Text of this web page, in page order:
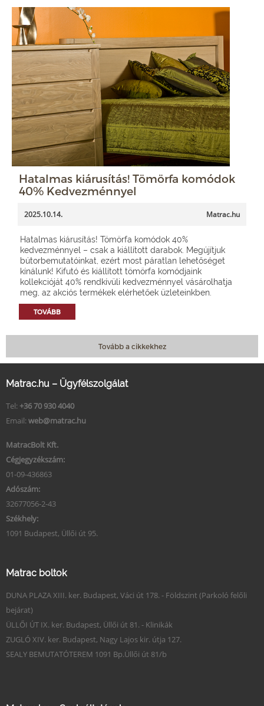
Hatalmas kiárusítás! Tömörfa komódok
40% Kedvezménnyel
2025.10.14. Matrac.hu
Hatalmas kiárusítás! Tömörfa komódok 40%
kedvezménnyel – csak a kiállított darabok. Megújítjuk
bútorbemutatóinkat, ezért most páratlan lehetőséget
kínálunk! Kifutó és kiállított tömörfa komódjaink
kollekcióját 40% rendkívüli kedvezménnyel vásárolhatja
meg, az akciós termékek elérhetőek üzleteinkben.
TOVÁBB
Tovább a cikkekhez
Matrac.hu – Ügyfélszolgálat
Tel: +36 70 930 4040
Email: web@matrac.hu
MatracBolt Kft.
Cégjegyzékszám:
01-09-436863
Adószám:
32677056-2-43
Székhely:
1091 Budapest, Üllői út 95.
Matrac boltok
DUNA PLAZA XIII. ker. Budapest, Váci út 178. - Földszint (Parkoló felőli
bejárat)
ÜLLŐI ÚT IX. ker. Budapest, Üllői út 81. - Klinikák
ZUGLÓ XIV. ker. Budapest, Nagy Lajos kir. útja 127.
SEALY BEMUTATÓTEREM 1091 Bp.Üllői út 81/b